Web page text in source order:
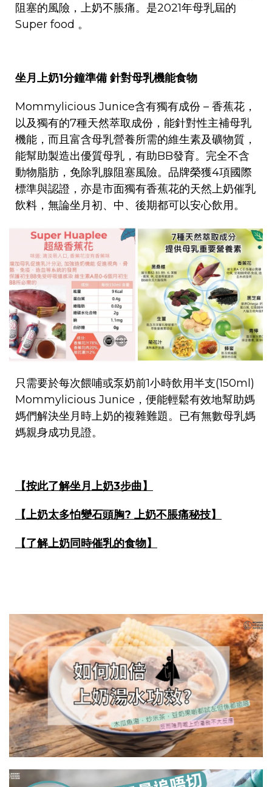
阻塞的風險，上奶不脹痛。是2021年母乳屆的
Super food 。
坐月 上奶1分鐘準備 針對母乳機能食物
Mommylicious Junice含有獨有成份 – 香蕉花，
以及獨有的7種天然萃取成份，能針對性主補母乳
機能，而且富含母乳營養所需的維生素及礦物質，
能幫助製造出優質母乳，有助BB發育。完全不含
動物脂肪，免除乳腺阻塞風險。品牌榮獲4項國際
標準與認證，亦是市面獨有香蕉花的天然上奶催乳
飲料，無論坐月初、中、後期都可以安心飲用。
只需要於每次餵哺或泵奶前1小時飲用半支(150ml)
Mommylicious Junice，便能輕鬆有效地幫助媽
媽們解決坐月時上奶的複雜難題。已有無數母乳媽
媽親身成功見證。
【按此了解坐月上奶3步曲】
【上奶太多怕變石頭胸? 上奶不脹痛秘技】
【了解上奶同時催乳的食物】